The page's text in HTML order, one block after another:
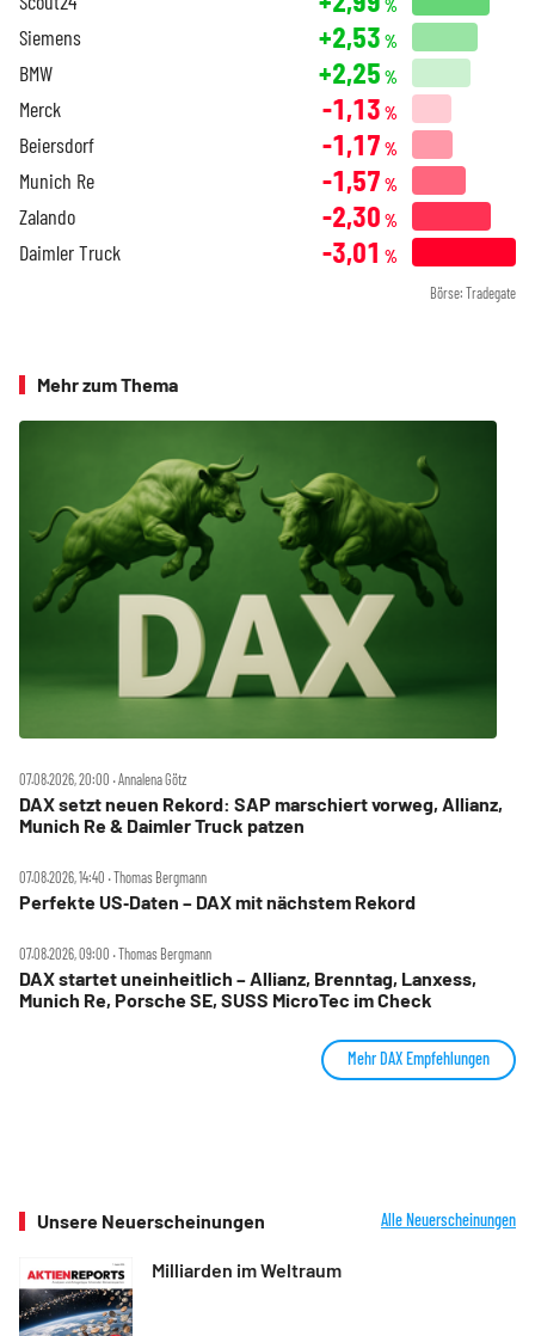
%
Siemens +2,53 %
BMW +2,25 %
Merck -1,13 %
Beiersdorf -1,17 %
Munich Re -1,57 %
Zalando -2,30 %
Daimler Truck -3,01 %
Börse: Tradegate
Mehr zum Thema
07.08.2026, 20:00 ‧ Annalena Götz
DAX setzt neuen Rekord: SAP marschiert vorweg, Allianz,
Munich Re & Daimler Truck patzen
07.08.2026, 14:40 ‧ Thomas Bergmann
Perfekte US‑Daten – DAX mit nächstem Rekord
07.08.2026, 09:00 ‧ Thomas Bergmann
DAX startet uneinheitlich – Allianz, Brenntag, Lanxess,
Munich Re, Porsche SE, SUSS MicroTec im Check
Mehr DAX Empfehlungen
Unsere Neuerscheinungen Alle Neuerscheinungen
Milliarden im Weltraum